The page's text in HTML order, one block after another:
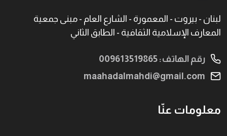
لبنان - بيروت - المعمورة - الشارع العام - مبنى جمعية
المعارف الإسلامية الثقافية - الطابق الثاني
رقم الهاتف: 009613519865
maahadalmahdi@gmail.com
معلومات عنّا